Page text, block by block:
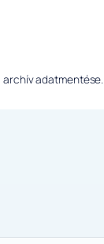
archív